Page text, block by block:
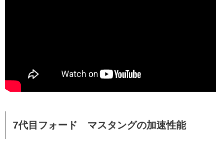
7代目フォード マスタングの加速性能